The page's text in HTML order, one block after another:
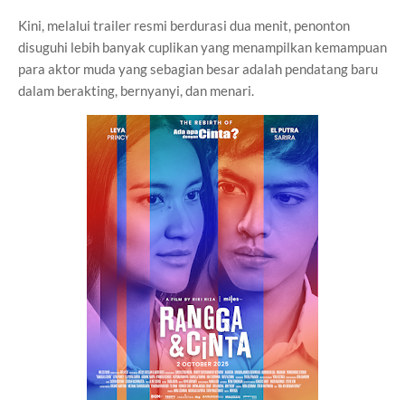
Kini, melalui trailer resmi berdurasi dua menit, penonton
disuguhi lebih banyak cuplikan yang menampilkan kemampuan
para aktor muda yang sebagian besar adalah pendatang baru
dalam berakting, bernyanyi, dan menari.